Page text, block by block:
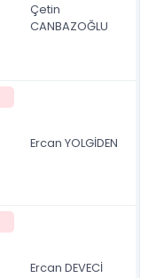
Çetin
CANBAZOĞLU
Ercan YOLGİDEN
Ercan DEVECİ